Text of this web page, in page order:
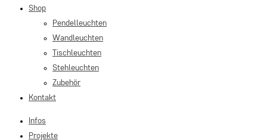
Shop
Pendelleuchten
Wandleuchten
Tischleuchten
Stehleuchten
Zubehör
Kontakt
Infos
Projekte